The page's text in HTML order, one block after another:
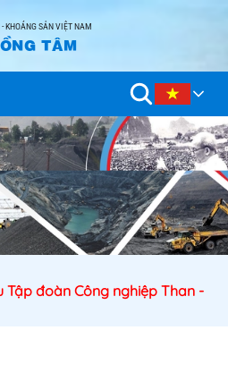
KHOÁNG SẢN VIỆT NAM
TÂM
đoàn Công nghiệp Than -